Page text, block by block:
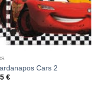
Cars 2
€